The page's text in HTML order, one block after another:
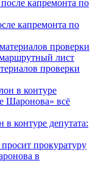
капремонта по
проверки
контуре депутата: